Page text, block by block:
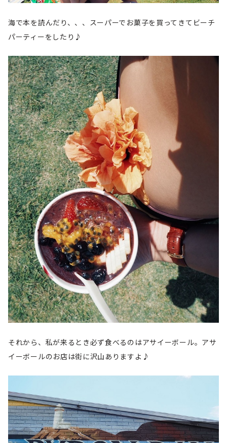
海で本を読んだり、、、スーパーでお菓子を買ってきてビーチ
パーティーをしたり♪
それから、私が来るとき必ず食べるのはアサイーボール。アサ
イーボールのお店は街に沢山ありますよ♪